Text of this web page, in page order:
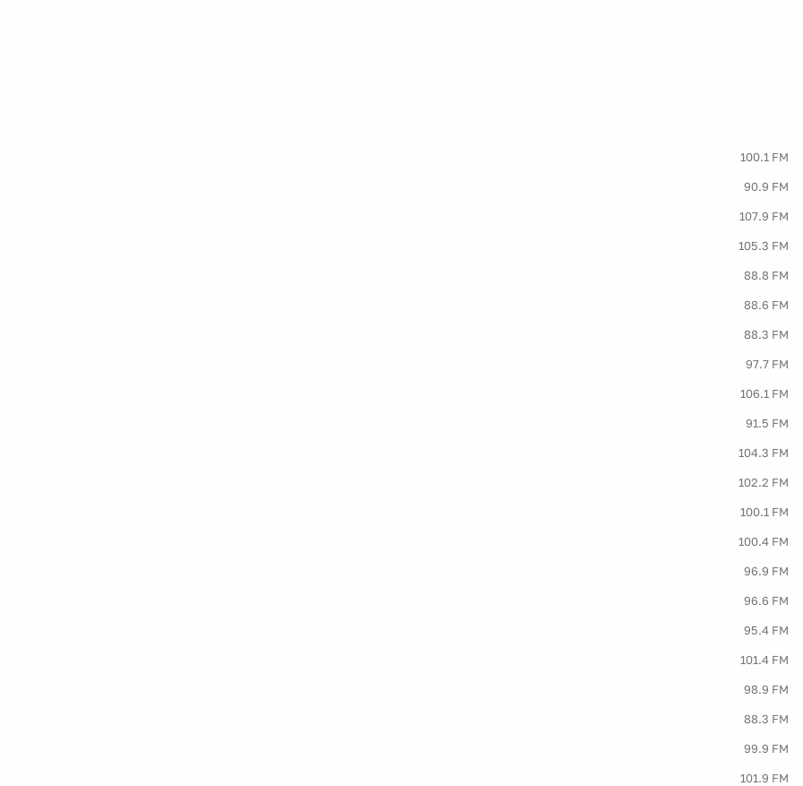
100.1 FM
90.9 FM
107.9 FM
105.3 FM
88.8 FM
88.6 FM
88.3 FM
97.7 FM
106.1 FM
91.5 FM
104.3 FM
102.2 FM
100.1 FM
100.4 FM
96.9 FM
96.6 FM
95.4 FM
101.4 FM
98.9 FM
88.3 FM
99.9 FM
101.9 FM